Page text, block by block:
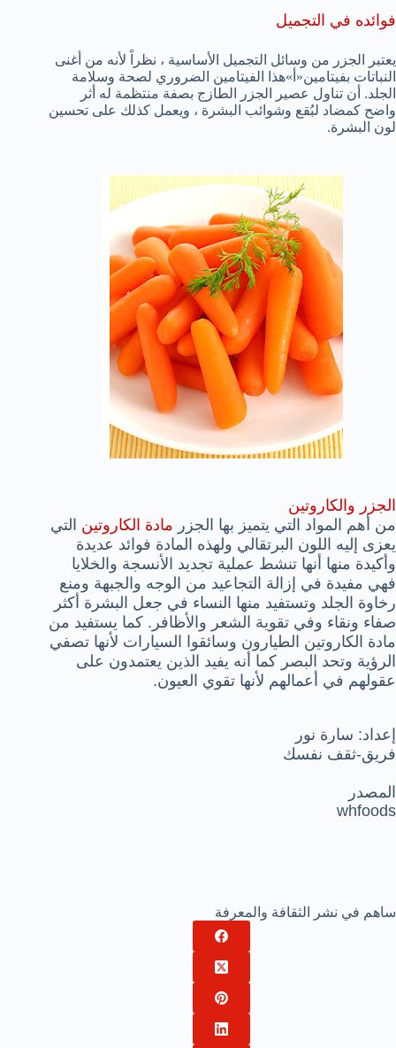
فوائده في التجميل
يعتبر الجزر من وسائل التجميل الأساسية ، نظراً لأنه من أغنى
النباتات بفيتامين«أ»هذا الفيتامين الضروري لصحة وسلامة
الجلد. أن تناول عصير الجزر الطازج بصفة منتظمة له أثر
واضح كمضاد لبُقع وشوائب البشرة ، ويعمل كذلك على تحسين
لون البشرة.
الجزر والكاروتين
من أهم المواد التي يتميز بها الجزر مادة الكاروتين التي
يعزى إليه اللون البرتقالي ولهذه المادة فوائد عديدة
وأكيدة منها أنها تنشط عملية تجديد الأنسجة والخلايا
فهي مفيدة في إزالة التجاعيد من الوجه والجبهة ومنع
رخاوة الجلد وتستفيد منها النساء في جعل البشرة أكثر
صفاء ونقاء وفي تقوية الشعر والأظافر. كما يستفيد من
مادة الكاروتين الطيارون وسائقوا السيارات لأنها تصفي
الرؤية وتحد البصر كما أنه يفيد الذين يعتمدون على
عقولهم في أعمالهم لأنها تقوي العيون.
إعداد: سارة نور
فريق-ثقف نفسك
المصدر
whfoods
ساهم في نشر الثقافة والمعرفة